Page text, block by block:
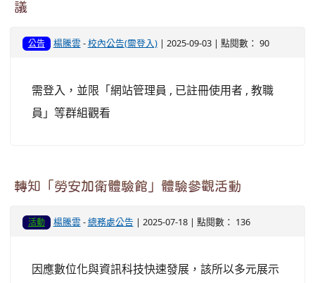
議
公告 楊騰雲 -校內公告(需登入)| 2025-09-03 | 點閱數： 90
需登入，並限「網站管理員 , 已註冊使用者 , 教職
員」等群組觀看
轉知「勞安加衛體驗館」體驗參觀活動
活動 楊騰雲 -總務處公告 | 2025-07-18 | 點閱數： 136
因應數位化與資訊科技快速發展，該所以多元展示